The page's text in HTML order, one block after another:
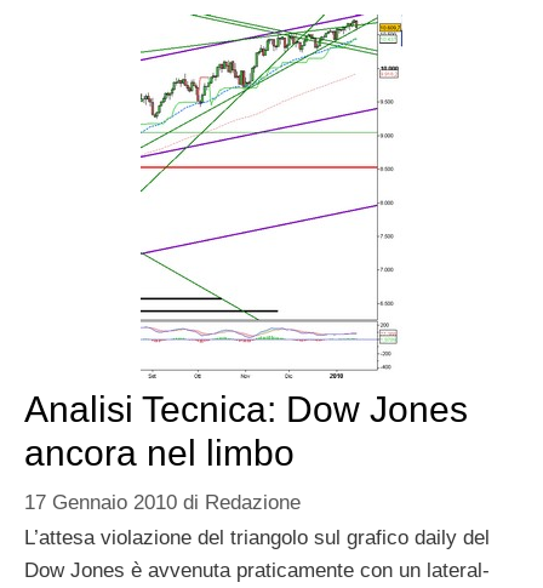
Analisi Tecnica: Dow Jones
ancora nel limbo
17 Gennaio 2010 di Redazione
L’attesa violazione del triangolo sul grafico daily del
Dow Jones è avvenuta praticamente con un lateral-